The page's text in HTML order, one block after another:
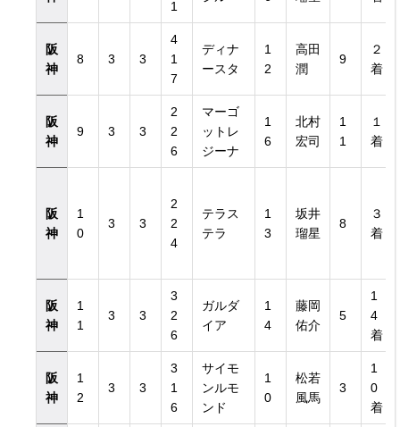
1
阪
神
8 3 3
4
1
7
ディナ
ースタ
1
2
高田
潤
9
２
着
阪
神
9 3 3
2
2
6
マーゴ
ットレ
ジーナ
1
6
北村
宏司
1
1
１
着
阪
神
1
0
3 3
2
2
4
テラス
テラ
1
3
坂井
瑠星
8
３
着
阪
神
1
1
3 3
3
2
6
ガルダ
イア
1
4
藤岡
佑介
5
1
4
着
阪
神
1
2
3 3
3
1
6
サイモ
ンルモ
ンド
1
0
松若
風馬
3
1
0
着